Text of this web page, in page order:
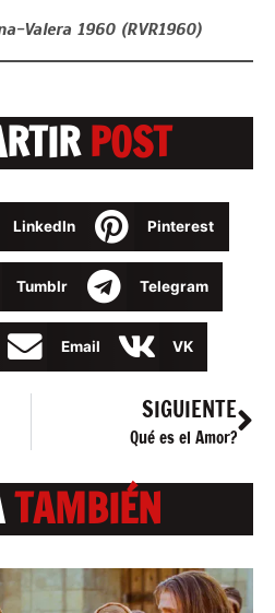
Valera 1960 (RVR1960)
POST
LinkedIn Pinterest
Tumblr Telegram
Email VK
SIGUIENTE
Qué es el Amor?
TAMBIÉN